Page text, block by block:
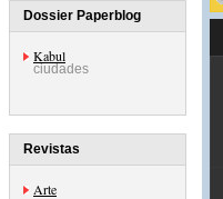
Dossier Paperblog
Kabul
ciudades
Revistas
Arte